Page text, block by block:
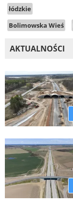
łódzkie
Bolimowska Wieś
AKTUALNOŚCI